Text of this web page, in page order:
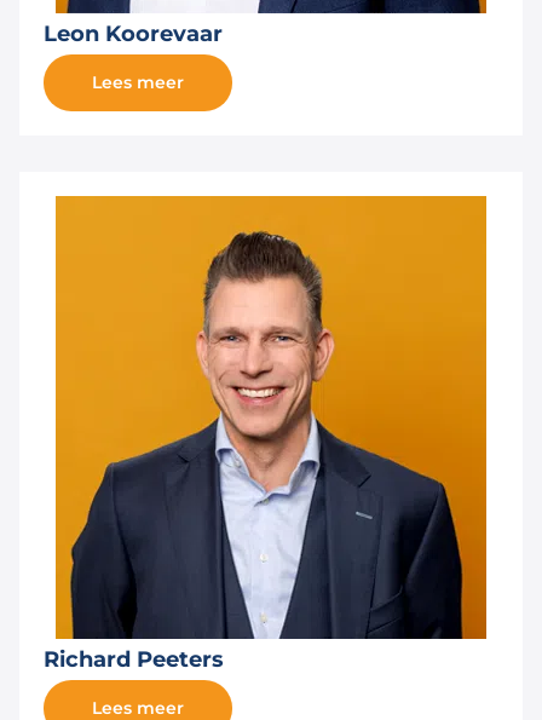
Leon Koorevaar
Lees meer
Richard Peeters
Lees meer